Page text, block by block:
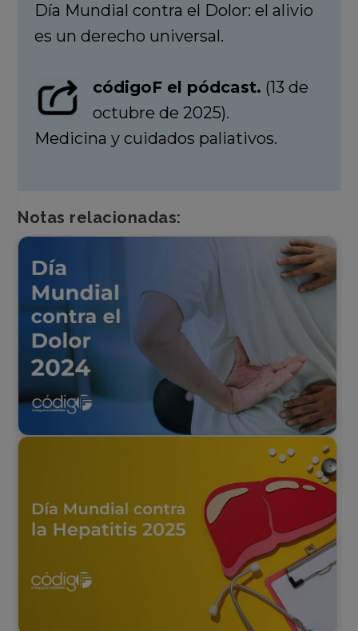
Día Mundial contra el Dolor: el alivio
es un derecho universal.
códigoF el pódcast. (13 de
octubre de 2025).
Medicina y cuidados paliativos.
Notas relacionadas: